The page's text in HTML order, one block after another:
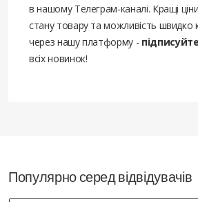
в нашому Телеграм-каналі. Кращі
стану товару та можливість швидко
через нашу платформу -
всіх новинок!
Популярно серед відвідувачів